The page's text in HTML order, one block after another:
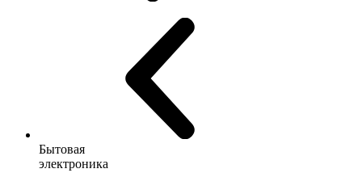
Бытовая
электроника